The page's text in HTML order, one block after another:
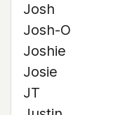
Josh
Josh-O
Joshie
Josie
JT